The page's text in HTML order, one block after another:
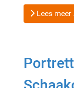
Lees meer